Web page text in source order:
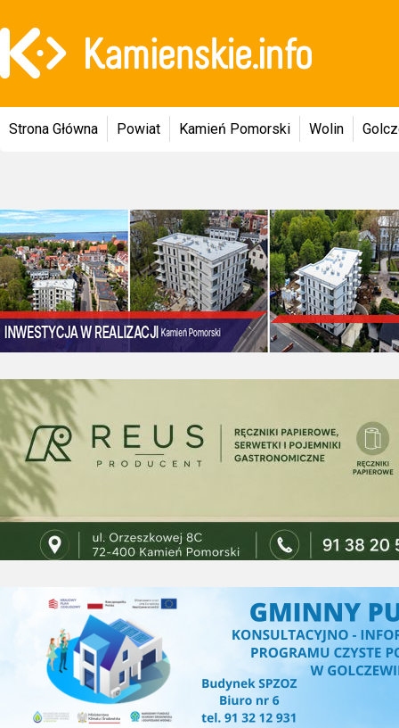
Strona Główna Powiat Kamień Pomorski Wolin